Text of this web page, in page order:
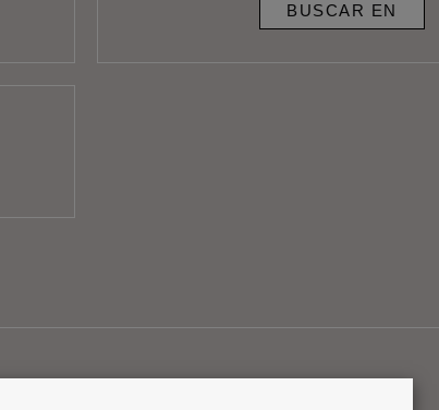
BUSCAR EN